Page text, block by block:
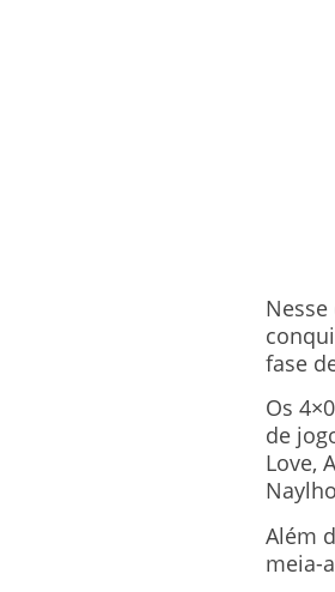
fase
Os
de
Love,
Além
meia-